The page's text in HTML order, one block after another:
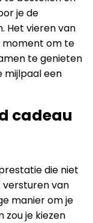
je de
Het vieren van
moment om te
te genieten
mijlpaal een
cadeau
die niet
van
manier om je
zou je kiezen